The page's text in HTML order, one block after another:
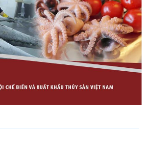
Nhập khẩu tôm của Mỹ phục hồi trong
tháng 5/2026
Trung Quốc tăng mạnh nhập khẩu mực,